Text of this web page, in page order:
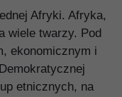
Afryki. Afryka,
wiele twarzy. Pod
ekonomicznym i
etnicznych, na